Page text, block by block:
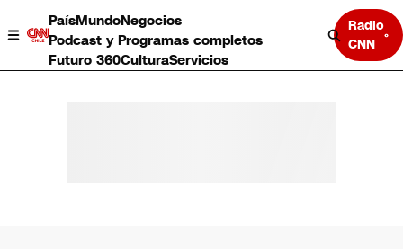
PaísMundoNegocios
Podcast y Programas completos
Futuro 360CulturaServicios
Radio
CNN